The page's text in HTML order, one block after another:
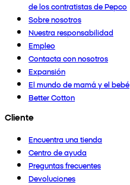
de los contratistas de Pepco
Sobre nosotros
Nuestra responsabilidad
Empleo
Contacta con nosotros
Expansión
El mundo de mamá y el bebé
Better Cotton
Cliente
Encuentra una tienda
Centro de ayuda
Preguntas frecuentes
Devoluciones